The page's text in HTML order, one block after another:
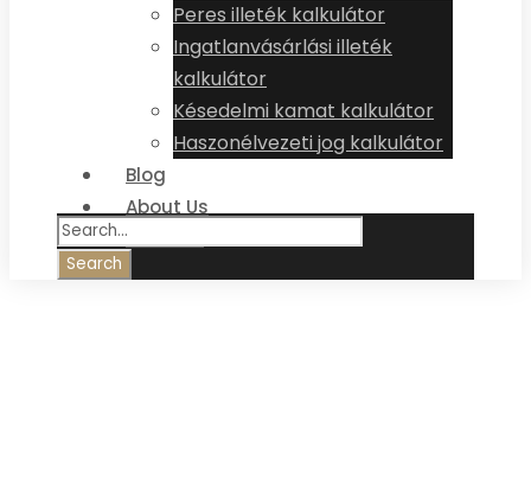
Peres illeték kalkulátor
Ingatlanvásárlási illeték
kalkulátor
Késedelmi kamat kalkulátor
Haszonélvezeti jog kalkulátor
Blog
About Us
Contact